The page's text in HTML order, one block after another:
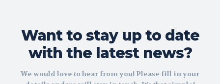
Want to stay up to date
with the latest news?
We would love to hear from you! Please fill in your